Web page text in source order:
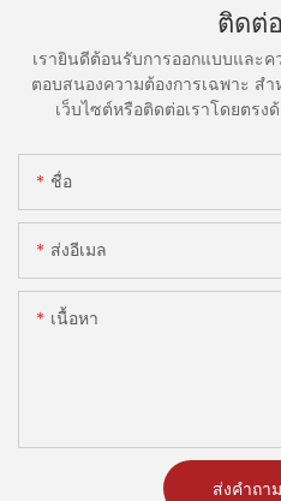
ติดต่
เรายินดีต้อนรับการออกแบบและ
ตอบสนองความต้องการเฉพาะ ส
เว็บไซต์หรือติดต่อเราโดยตร
ชื่อ
ส่งอีเมล
เนื้อหา
ส่งคำถา